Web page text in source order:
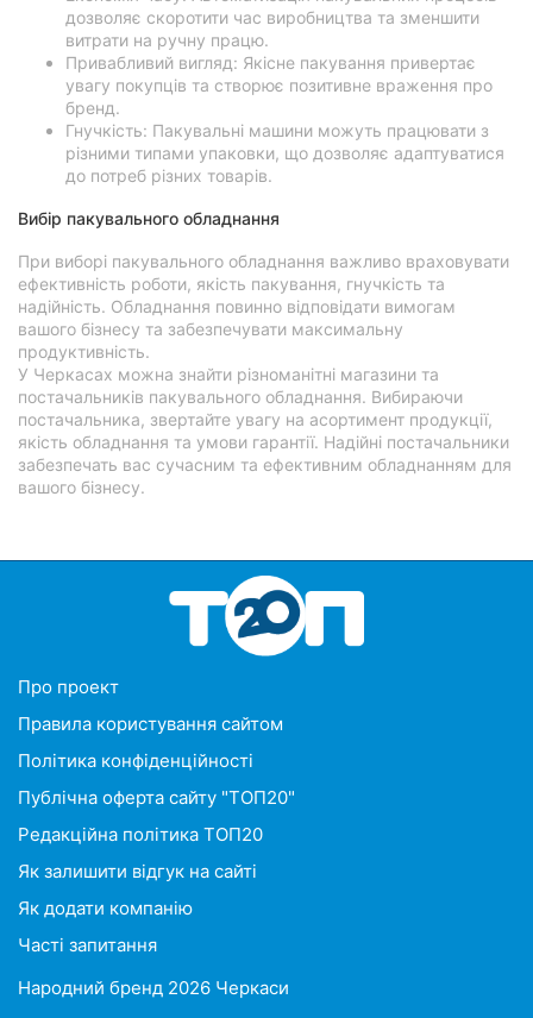
дозволяє скоротити час виробництва та зменшити
витрати на ручну працю.
Привабливий вигляд: Якісне пакування привертає
увагу покупців та створює позитивне враження про
бренд.
Гнучкість: Пакувальні машини можуть працювати з
різними типами упаковки, що дозволяє адаптуватися
до потреб різних товарів.
Вибір пакувального обладнання
При виборі пакувального обладнання важливо враховувати
ефективність роботи, якість пакування, гнучкість та
надійність. Обладнання повинно відповідати вимогам
вашого бізнесу та забезпечувати максимальну
продуктивність.
У Черкасах можна знайти різноманітні магазини та
постачальників пакувального обладнання. Вибираючи
постачальника, звертайте увагу на асортимент продукції,
якість обладнання та умови гарантії. Надійні постачальники
забезпечать вас сучасним та ефективним обладнанням для
вашого бізнесу.
Про проект
Правила користування сайтом
Політика конфіденційності
Публічна оферта сайту "ТОП20"
Редакційна політика ТОП20
Як залишити відгук на сайті
Як додати компанію
Часті запитання
Народний бренд 2026 Черкаси